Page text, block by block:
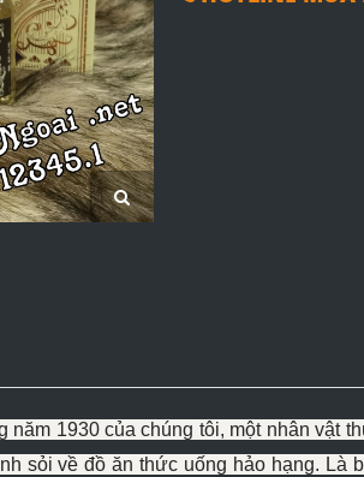
1930 của chúng tôi, một nhân vật
sỏi về đồ ăn thức uống hảo hạng. Là